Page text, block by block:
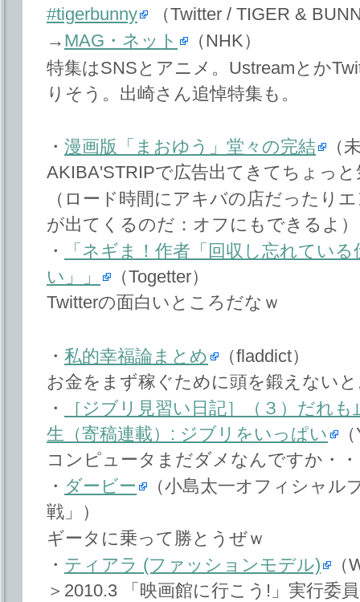
#tigerbunny
（Twitter / TIGER &
→ MAG・ネット
（NHK）
特集はSNSとアニメ。Ustreamとか
りそう。出崎さん追悼特集も。
・ 漫画版「まおゆう」堂々の完結
（
AKIBA'STRIPで広告出てきてちょっ
（ロード時間にアキバの店だったり
が出てくるのだ：オフにもできるよ）
・
「ネギま！作者「回収し忘れてい
い」」
（Togetter）
Twitterの面白いところだなｗ
・ 私的幸福論まとめ
（fladdict）
お金をまず稼ぐために頭を鍛えない
・
［ジブリ見習い日記］（３）だれ
生（寄稿連載）: ジブリをいっぱい
コンピュータまだダメなんですか・
・ ダービー
（小島太一オフィシャル
戦」）
ギータに乗って勝とうぜｗ
・ ティアラ (ファッションモデル)
＞2010.3 「映画館に行こう!」実行委